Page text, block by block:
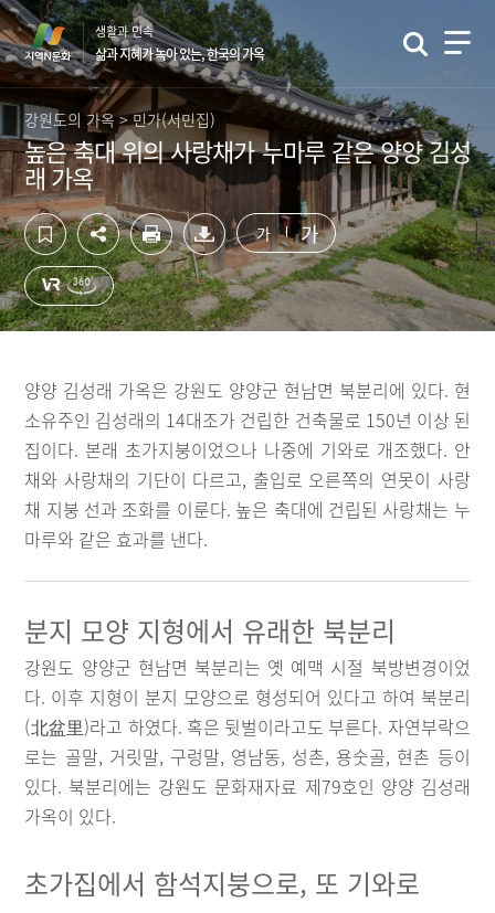
컨
텐
츠
영
바
로
가
기
하
단
영
역
로
가
기
생활과 민속
삶과 지혜가 녹아 있는, 한국의 가옥
강원도의 가옥 > 민가(서민집)
높은 축대 위의 사랑채가 누마루 같은 양양 김성
래 가옥
가 가
양양 김성래 가옥은 강원도 양양군 현남면 북분리에 있다. 현
소유주인 김성래의 14대조가 건립한 건축물로 150년 이상 된
집이다. 본래 초가지붕이었으나 나중에 기와로 개조했다. 안
채와 사랑채의 기단이 다르고, 출입로 오른쪽의 연못이 사랑
채 지붕 선과 조화를 이룬다. 높은 축대에 건립된 사랑채는 누
마루와 같은 효과를 낸다.
분지 모양 지형에서 유래한 북분리
강원도 양양군 현남면 북분리는 옛 예맥 시절 북방변경이었
다. 이후 지형이 분지 모양으로 형성되어 있다고 하여 북분리
(北盆里)라고 하였다. 혹은 뒷벌이라고도 부른다. 자연부락으
로는 골말, 거릿말, 구렁말, 영남동, 성촌, 용숫골, 현촌 등이
있다. 북분리에는 강원도 문화재자료 제79호인 양양 김성래
가옥이 있다.
초가집에서 함석지붕으로, 또 기와로